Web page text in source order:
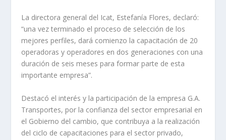
La directora general del Icat, Estefanía Flores, declaró:
“una vez terminado el proceso de selección de los
mejores perfiles, dará comienzo la capacitación de 20
operadoras y operadores en dos generaciones con una
duración de seis meses para formar parte de esta
importante empresa”.
Destacó el interés y la participación de la empresa G.A.
Transportes, por la confianza del sector empresarial en
el Gobierno del cambio, que contribuya a la realización
del ciclo de capacitaciones para el sector privado,